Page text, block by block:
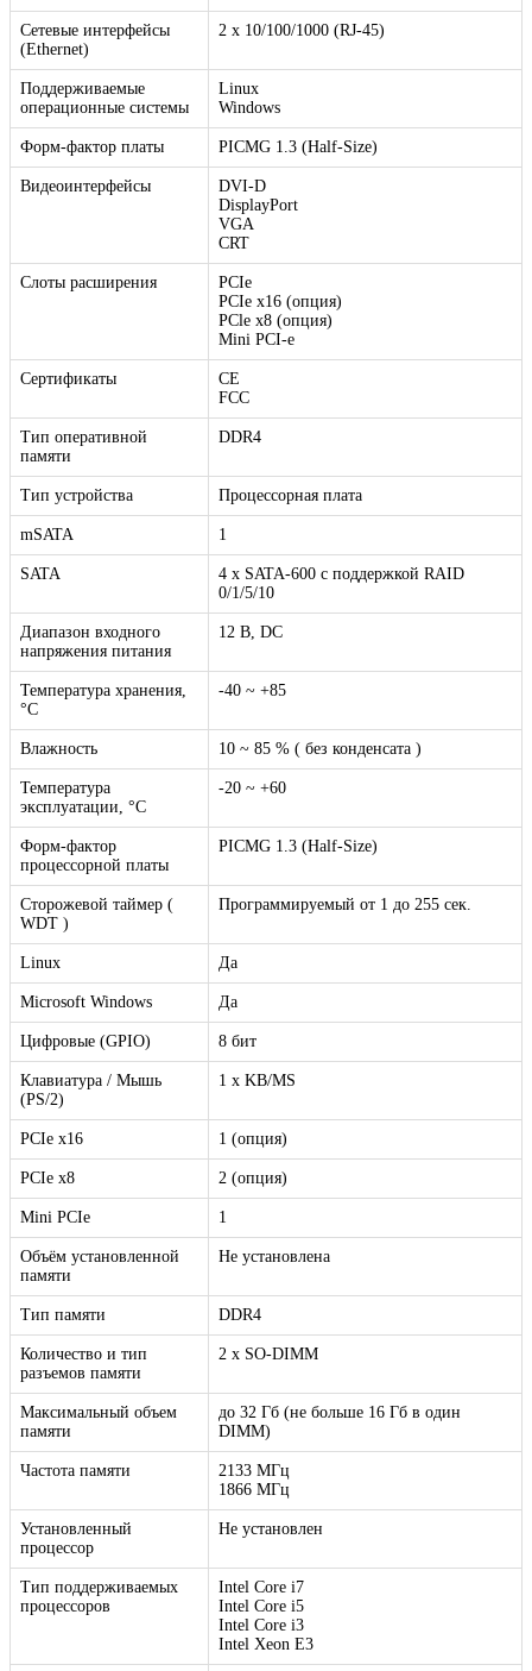
Сетевые интерфейсы
(Ethernet)
2 x 10/100/1000 (RJ-45)
Поддерживаемые
операционные системы
Linux
Windows
Форм-фактор платы PICMG 1.3 (Half-Size)
Видеоинтерфейсы
DVI-D
DisplayPort
VGA
CRT
Слоты расширения
PCIe
PCIe x16 (опция)
PCle x8 (опция)
Mini PCI-e
Сертификаты
CE
FCC
Тип оперативной
памяти
DDR4
Тип устройства Процессорная плата
mSATA 1
SATA
4 x SATA-600 с поддержкой RAID
0/1/5/10
Диапазон входного
напряжения питания
12 В, DC
Температура хранения,
°C
-40 ~ +85
Влажность 10 ~ 85 % ( без конденсата )
Температура
эксплуатации, °C
-20 ~ +60
Форм-фактор
процессорной платы
PICMG 1.3 (Half-Size)
Сторожевой таймер (
WDT )
Программируемый от 1 до 255 сек.
Linux Да
Microsoft Windows Да
Цифровые (GPIO) 8 бит
Клавиатура / Мышь
(PS/2)
1 x KB/MS
PCIe x16 1 (опция)
PCIe x8 2 (опция)
Mini PCIe 1
Объём установленной
памяти
Не установлена
Тип памяти DDR4
Количество и тип
разъемов памяти
2 x SO-DIMM
Максимальный объем
памяти
до 32 Гб (не больше 16 Гб в один
DIMM)
Частота памяти
2133 МГц
1866 МГц
Установленный
процессор
Не установлен
Тип поддерживаемых
процессоров
Intel Core i7
Intel Core i5
Intel Core i3
Intel Xeon E3